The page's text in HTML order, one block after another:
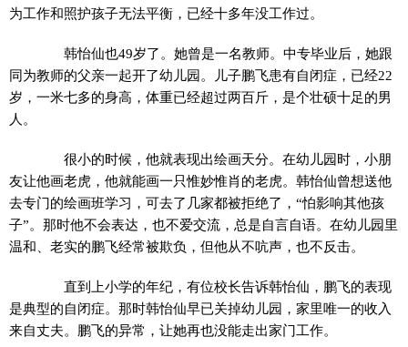
为工作和照护孩子无法平衡，已经十多年没工作过。
韩怡仙也49岁了。她曾是一名教师。中专毕业后，她跟
同为教师的父亲一起开了幼儿园。儿子鹏飞患有自闭症，已经22
岁，一米七多的身高，体重已经超过两百斤，是个壮硕十足的男
人。
很小的时候，他就表现出绘画天分。在幼儿园时，小朋
友让他画老虎，他就能画一只惟妙惟肖的老虎。韩怡仙曾想送他
去专门的绘画班学习，可去了几家都被拒绝了，“怕影响其他孩
子”。那时他不会表达，也不爱交流，总是自言自语。在幼儿园里
温和、老实的鹏飞经常被欺负，但他从不吭声，也不反击。
直到上小学的年纪，有位校长告诉韩怡仙，鹏飞的表现
是典型的自闭症。那时韩怡仙早已关掉幼儿园，家里唯一的收入
来自丈夫。鹏飞的异常，让她再也没能走出家门工作。